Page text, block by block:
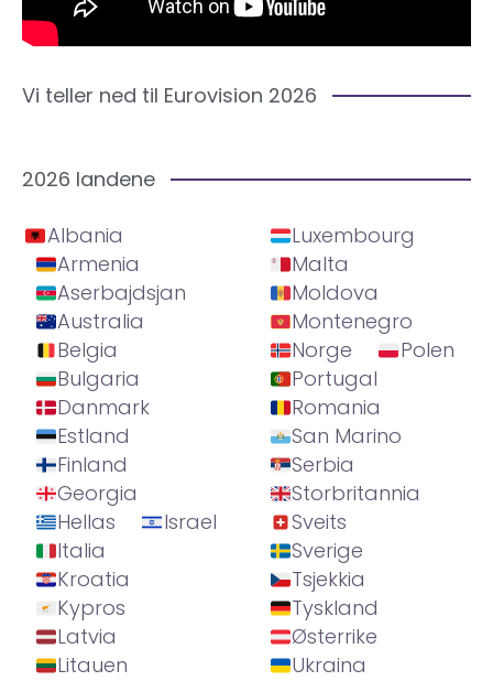
Vi teller ned til Eurovision 2026
2026 landene
Albania
Armenia
Aserbajdsjan
Australia
Belgia
Bulgaria
Danmark
Estland
Finland
Georgia
Hellas
Israel
Italia
Kroatia
Kypros
Latvia
Litauen
Luxembourg
Malta
Moldova
Montenegro
Norge
Polen
Portugal
Romania
San Marino
Serbia
Storbritannia
Sveits
Sverige
Tsjekkia
Tyskland
Østerrike
Ukraina